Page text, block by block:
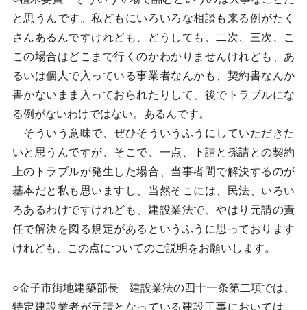
と思うんです。私どもにいろいろな相談も来る例がたく
さんあるんですけれども、どうしても、二次、三次、こ
この場合はどこまで行くのかわかりませんけれども、あ
るいは個人で入っている事業者なんかも、契約書なんか
書かないまま入っておられたりして、後でトラブルにな
る例がないわけではない。あるんです。
そういう意味で、ぜひそういうふうにしていただきた
いと思うんですが、そこで、一点、下請と孫請との契約
上のトラブルが発生した場合、当事者間で解決するのが
基本だと私も思いますし、当然そこには、民法、いろい
ろあるわけですけれども、建設業法で、やはり元請の責
任で解決を図る規定があるというふうに思っております
けれども、この点についてのご説明をお願いします。
○金子市街地建築部長 建設業法の四十一条第二項では、
特定建設業者が元請となっている建設工事においては、